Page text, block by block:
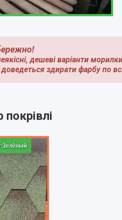
дешеві варіанти
здирати фарбу по
покрівлі